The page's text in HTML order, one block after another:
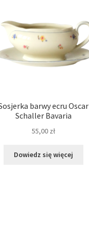
barwy ecru Oscar
Schaller Bavaria
55,00 zł
Dowiedz się więcej